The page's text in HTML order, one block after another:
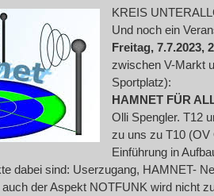
KREIS
Und noch ein
Freitag, 7.7.2023,
zwischen V-Markt
Sportplatz):
HAMNET FÜR
Olli Spengler. T12
zu uns zu T10 (OV
Einführung in
dabei sind: Userzugang, HAMNET-
der Aspekt NOTFUNK wird nicht